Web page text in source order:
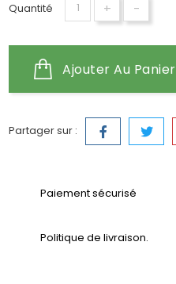
Quantité + -
Ajouter Au Panier
Partager sur :
Paiement sécurisé
Politique de livraison.